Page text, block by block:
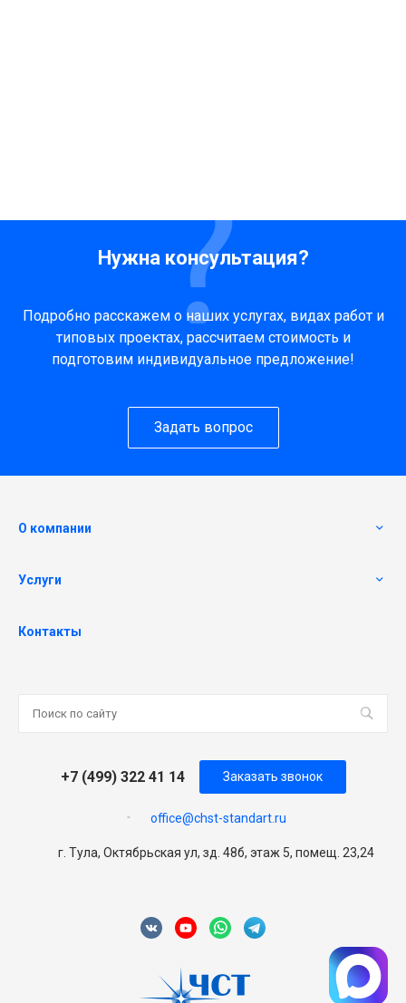
Нужна консультация?
Подробно расскажем о наших услугах, видах работ и
типовых проектах, рассчитаем стоимость и
подготовим индивидуальное предложение!
Задать вопрос
О компании
Услуги
Контакты
+7 (499) 322 41 14
office@chst-standart.ru
Заказать звонок
г. Тула, Октябрьская ул, зд. 48б, этаж 5, помещ. 23,24